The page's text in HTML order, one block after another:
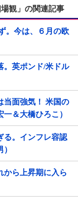
観」の関連記事
。今は、６月の欧
。英ポンド/米ドル
当面強気！ 米国の
＆大橋ひろこ）
る。インフレ容認
から上昇期に入ら